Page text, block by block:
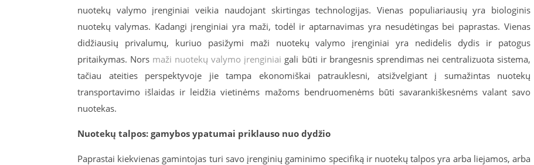
nuotekų valymo įrenginiai veikia naudojant skirtingas technologijas. Vienas populiariausių yra biologinis
nuotekų valymas. Kadangi įrenginiai yra maži, todėl ir aptarnavimas yra nesudėtingas bei paprastas. Vienas
didžiausių privalumų, kuriuo pasižymi maži nuotekų valymo įrenginiai yra nedidelis dydis ir patogus
pritaikymas. Nors maži nuotekų valymo įrenginiai gali būti ir brangesnis sprendimas nei centralizuota sistema,
tačiau ateities perspektyvoje jie tampa ekonomiškai patrauklesni, atsižvelgiant į sumažintas nuotekų
transportavimo išlaidas ir leidžia vietinėms mažoms bendruomenėms būti savarankiškesnėms valant savo
nuotekas.
Nuotekų talpos: gamybos ypatumai priklauso nuo dydžio
Paprastai kiekvienas gamintojas turi savo įrenginių gaminimo specifiką ir nuotekų talpos yra arba liejamos, arba